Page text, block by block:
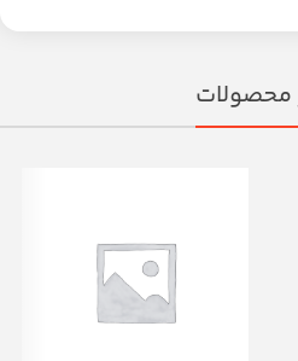
محصولات